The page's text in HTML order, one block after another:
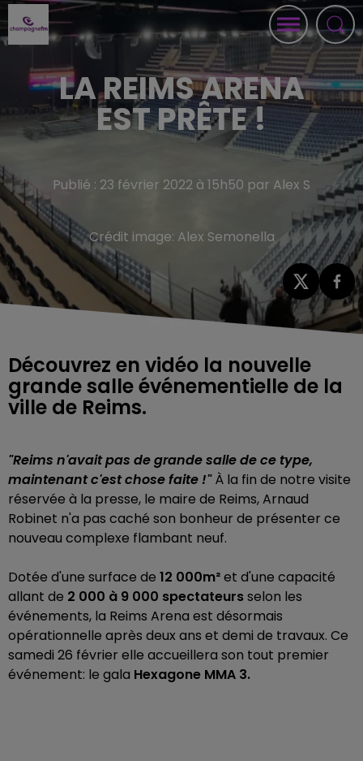
LA REIMS ARENA
EST PRÊTE !
Publié : 23 février 2022 à 15h50 par Alex S
Crédit image: Alex Semonella
Découvrez en vidéo la nouvelle
grande salle événementielle de la
ville de Reims.
"Reims n'avait pas de grande salle de ce type,
maintenant c'est chose faite !"À la fin de notre visite
réservée à la presse, le maire de Reims, Arnaud
Robinet n'a pas caché son bonheur de présenter ce
nouveau complexe flambant neuf.
Dotée d'une surface de 12 000m²et d'une capacité
allant de 2 000 à 9 000 spectateursselon les
événements, la Reims Arena est désormais
opérationnelle après deux ans et demi de travaux. Ce
samedi 26 février elle accueillera son tout premier
événement: le gala Hexagone MMA 3.